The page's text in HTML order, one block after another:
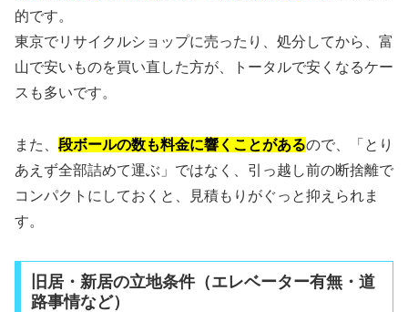
的です。
東京でリサイクルショップに売ったり、処分してから、富
山で安いものを買い直した方が、トータルで安くなるケー
スも多いです。
また、 段ボールの数も料金に響くことがあるので、「とり
あえず全部詰めて運ぶ」ではなく、引っ越し前の断捨離で
コンパクトにしておくと、見積もりがぐっと抑えられま
す。
旧居・新居の立地条件（エレベーター有無・道
路事情など）